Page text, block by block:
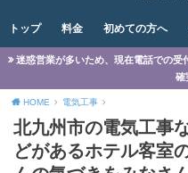
トップ 料金 初めての方へ
迷惑営業が多いため、現在電話での
確
HOME 電気工事
北九州市の電気工事
どがあるホテル客室